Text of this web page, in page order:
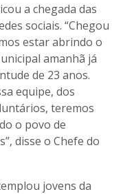
a chegada das
sociais. “Chegou
estar abrindo o
amanhã já
de 23 anos.
equipe, dos
teremos
o povo de
disse o Chefe do
jovens da